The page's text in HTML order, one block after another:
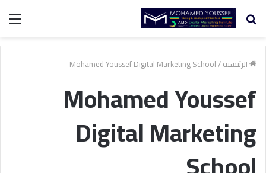
بحث
الرئيسية/
Mohamed Youssef Digital Marketing School
Mohamed Youssef
Digital Marketing